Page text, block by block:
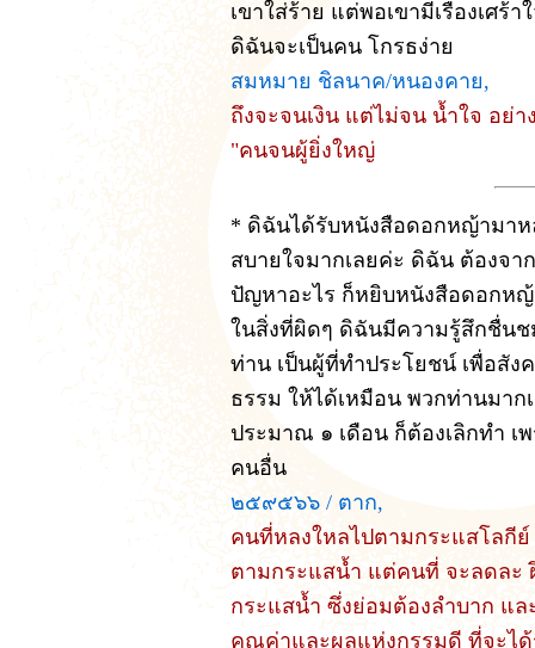
เขาใส่ร้าย แต่พอเขามีเรื่องเศร้
ดิฉันจะเป็นคน โกรธง่าย
สมหมาย ชิลนาค/หนองคาย,
ถึงจะจนเงิน แต่ไม่จน น้ำใจ อย่
"คนจนผู้ยิ่งใหญ่
* ดิฉันได้รับหนังสือดอกหญ้ามา
สบายใจมากเลยค่ะ ดิฉัน ต้องจา
ปัญหาอะไร ก็หยิบหนังสือดอกห
ในสิ่งที่ผิดๆ ดิฉันมีความรู้สึกชื่นช
ท่าน เป็นผู้ที่ทำประโยชน์ เพื่อสั
ธรรม ให้ได้เหมือน พวกท่านมา
ประมาณ ๑ เดือน ก็ต้องเลิกทำ เ
คนอื่น
๒๕๙๕๖๖ / ตาก,
คนที่หลงใหลไปตามกระแสโลกี
ตามกระแสน้ำ แต่คนที่ จะลดละ
กระแสน้ำ ซึ่งย่อมต้องลำบาก แ
คุณค่าและผลแห่งกรรมดี ที่จะได้